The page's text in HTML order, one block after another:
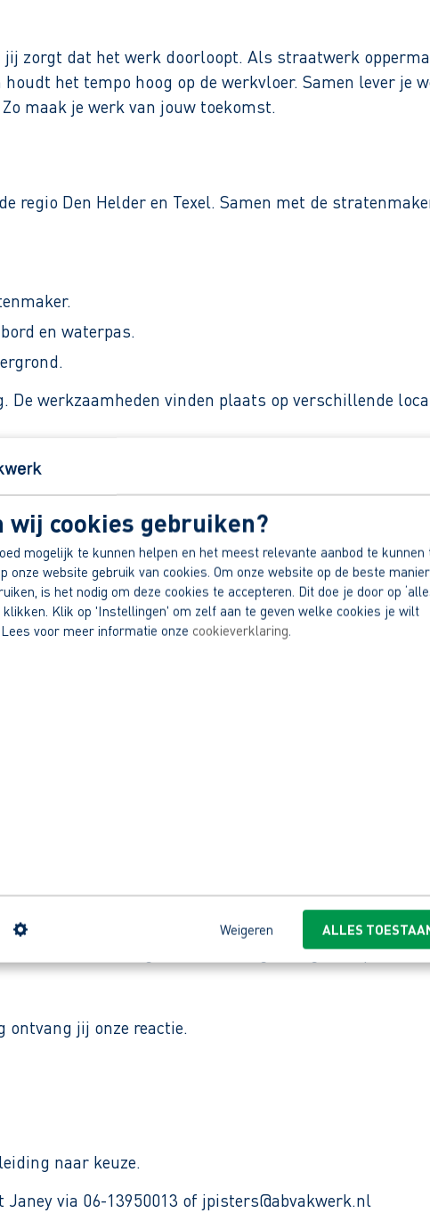
wij cookies gebruiken?
mogelijk te kunnen helpen en het meest relevante aanbod te kunnen
onze website gebruik van cookies. Om onze website op de beste
is het nodig om deze cookies te accepteren. Dit doe je door op
klikken. Klik op 'Instellingen' om zelf aan te geven welke cookies je wilt
voor meer informatie onze cookieverklaring.
Weigeren ALLES
zorgt dat het werk doorloopt. Als straatwerk
het tempo hoog op de werkvloer. Samen lever je
maak je werk van jouw toekomst.
regio Den Helder en Texel. Samen met de
en waterpas.
werkzaamheden vinden plaats op verschillende
afhankelijk van ervaring.
jouw voordelen.
Vakwerk).
de grond-, weg- en waterbouw. De projecten
we door en zorgen we dat het goed ligt”, zo pakt
ontvang jij onze reactie.
naar keuze.
via 06-13950013 of jpisters@abvakwerk.nl